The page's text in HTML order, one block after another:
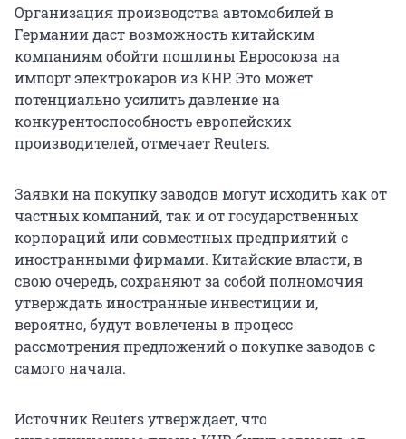
Организация производства автомобилей в
Германии даст возможность китайским
компаниям обойти пошлины Евросоюза на
импорт электрокаров из КНР. Это может
потенциально усилить давление на
конкурентоспособность европейских
производителей, отмечает Reuters.
Заявки на покупку заводов могут исходить как от
частных компаний, так и от государственных
корпораций или совместных предприятий с
иностранными фирмами. Китайские власти, в
свою очередь, сохраняют за собой полномочия
утверждать иностранные инвестиции и,
вероятно, будут вовлечены в процесс
рассмотрения предложений о покупке заводов с
самого начала.
Источник Reuters утверждает, что